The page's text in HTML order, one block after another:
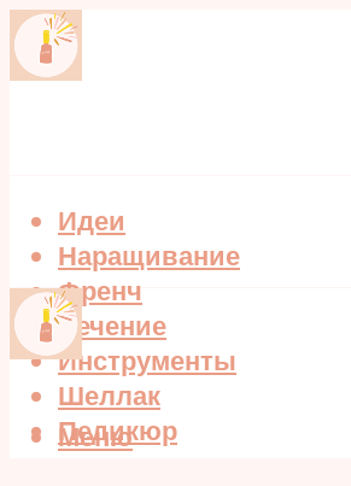
Идеи
Наращивание
Френч
Лечение
Инструменты
Шеллак
Педикюр
Меню